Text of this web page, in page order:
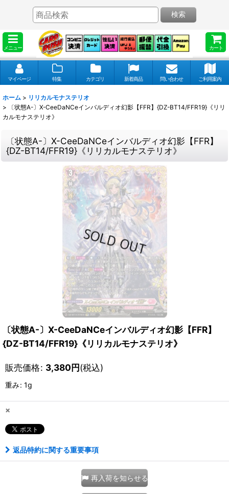
メニュー カート
検索
マイページ 特集 カテゴリ 新着商品 問い合わせ ご利用案内
ホーム > リリカルモナステリオ
>
〔状態A-〕X-CeeDaNCeインバルディオ幻影【FFR】{DZ-BT14/FFR19}《リリ
カルモナステリオ》
〔状態A-〕X-CeeDaNCeインバルディオ幻影【FFR】
{DZ-BT14/FFR19}《リリカルモナステリオ》
〔状態A-〕X-CeeDaNCeインバルディオ幻影【FFR】
{DZ-BT14/FFR19}《リリカルモナステリオ》
販売価格: 3,380円(税込)
重み: 1g
×
返品特約に関する重要事項
再入荷を知らせる